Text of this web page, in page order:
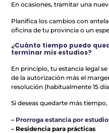
En ocasiones, tramitar una
Planifica los cambios con
oficina de tu provincia o un
¿Cuánto tiempo puedo
terminar mis estudios?
En principio, tu estancia legal
de la autorización más el
resolución (habitualmente 15
Si deseas quedarte más
– Prorroga estancia por
– Residencia para prácticas